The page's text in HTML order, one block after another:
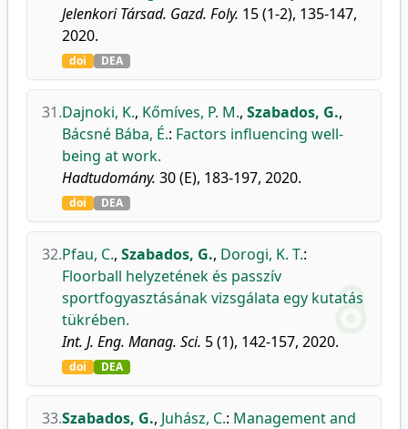
Jelenkori Társad. Gazd. Foly. 15 (1-2), 135-147,
2020.
doi DEA
31.Dajnoki, K., Kőmíves, P. M., Szabados, G.,
Bácsné Bába, É.: Factors influencing well-
being at work.
Hadtudomány. 30 (E), 183-197, 2020.
doi DEA
32.Pfau, C., Szabados, G., Dorogi, K. T.:
Floorball helyzetének és passzív
sportfogyasztásának vizsgálata egy kutatás
tükrében.
Int. J. Eng. Manag. Sci. 5 (1), 142-157, 2020.
doi DEA
33.Szabados, G., Juhász, C.: Management and